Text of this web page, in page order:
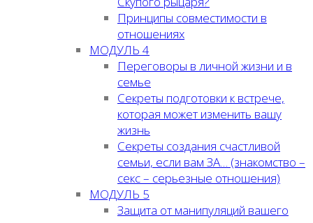
Принципы совместимости в
отношениях
МОДУЛЬ 4
Переговоры в личной жизни и в
семье
Секреты подготовки к встрече,
которая может изменить вашу
жизнь
Секреты создания счастливой
семьи, если вам ЗА… (знакомство –
секс – серьезные отношения)
МОДУЛЬ 5
Защита от манипуляций вашего